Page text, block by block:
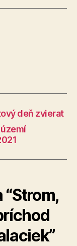
deň zvierat